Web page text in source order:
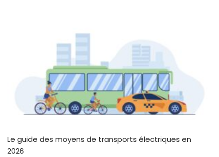
Le guide des moyens de transports électriques en
2026